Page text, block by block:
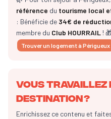
référence du tourisme local
: Bénéficie de 34€ de
membre du Club HOURRAIL !
Trouver un logement à Périgueux
Vous travaillez
destination ?
Enrichissez ce contenu et